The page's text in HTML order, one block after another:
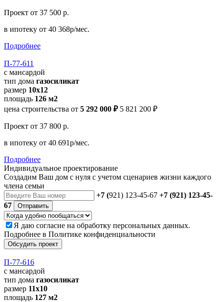
Проект от 37 500 р.
в ипотеку от 40 368р/мес.
Подробнее
П-77-611
с мансардой
тип дома газосиликат
размер 10x12
площадь 126 м2
цена строительства от 5 292 000 ₽ 5 821 200 ₽
Проект от 37 800 р.
в ипотеку от 40 691р/мес.
Подробнее
Индивидуальное проектирование
Создадим Ваш дом с нуля с учетом сценариев жизни каждого
члена семьи
+7 (921) 123-45-67 +7 (921) 123-45-
67
Отправить
Я даю согласие на обработку персональных данных.
Подробнее в Политике конфиденциальности
Обсудить проект
П-77-616
с мансардой
тип дома газосиликат
размер 11x10
площадь 127 м2